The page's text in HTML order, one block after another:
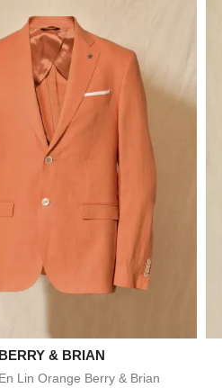
Aperçu rapide
BERRY & BRIAN
Lin Orange Berry & Brian